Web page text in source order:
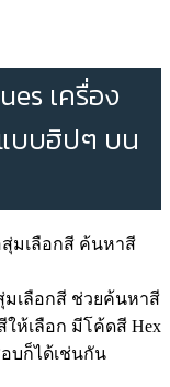
เครื่อง
บบฮิปๆ บน
มเลือกสี ช่วยค้นหาสี
ห้เลือก มีโค้ดสี Hex
บก็ได้เช่นกัน